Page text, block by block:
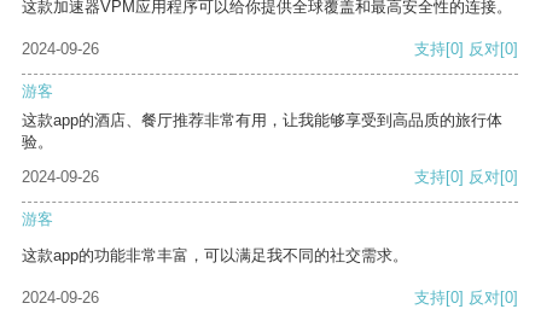
这款加速器VPM应用程序可以给你提供全球覆盖和最高安全性的连接。
2024-09-26 支持[0] 反对[0]
游客
这款app的酒店、餐厅推荐非常有用，让我能够享受到高品质的旅行体
验。
2024-09-26
支持[0] 反对[0]
游客
这款app的功能非常丰富，可以满足我不同的社交需求。
2024-09-26 支持[0] 反对[0]